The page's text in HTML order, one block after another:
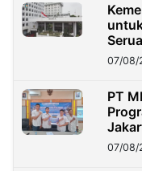
07/08/
PT
07/08/